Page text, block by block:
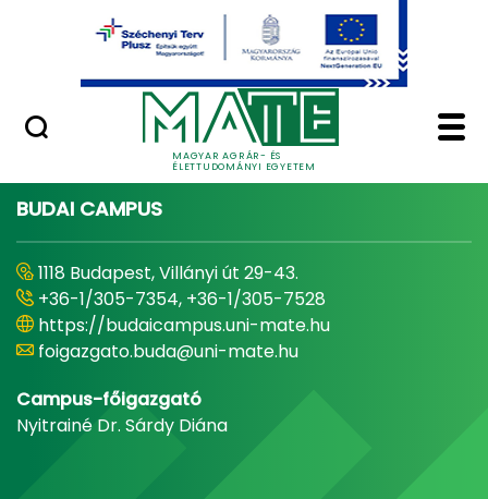
Ugrás a fő tartalomhoz
MAGYAR AGRÁR- ÉS
ÉLETTUDOMÁNYI EGYETEM
Minőségügy
Home - Magyar
BUDAI CAMPUS
1118 Budapest, Villányi út 29-43.
+36-1/305-7354, +36-1/305-7528
https://budaicampus.uni-mate.hu
foigazgato.buda@uni-mate.hu
Campus-főigazgató
Nyitrainé Dr. Sárdy Diána